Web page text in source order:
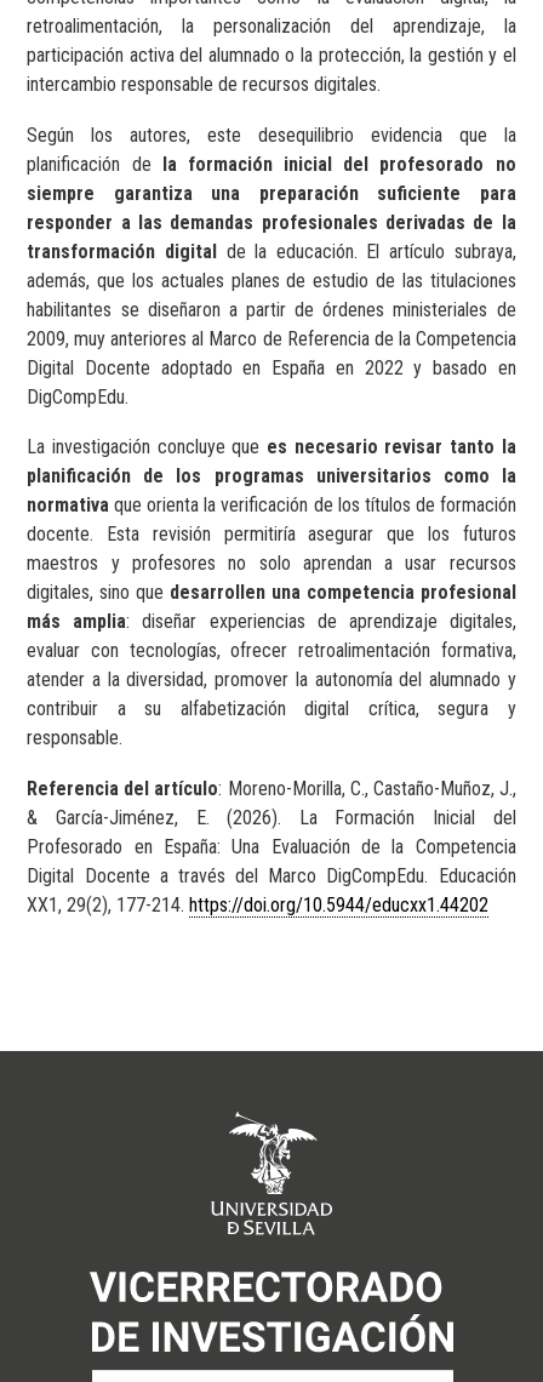
retroalimentación, la personalización del aprendizaje, la
participación activa del alumnado o la protección, la gestión y el
intercambio responsable de recursos digitales.
Según los autores, este desequilibrio evidencia que la
planificación de la formación inicial del profesorado no
siempre garantiza una preparación suficiente para
responder a las demandas profesionales derivadas de la
transformación digital de la educación. El artículo subraya,
además, que los actuales planes de estudio de las titulaciones
habilitantes se diseñaron a partir de órdenes ministeriales de
2009, muy anteriores al Marco de Referencia de la Competencia
Digital Docente adoptado en España en 2022 y basado en
DigCompEdu.
La investigación concluye que es necesario revisar tanto la
planificación de los programas universitarios como la
normativa que orienta la verificación de los títulos de formación
docente. Esta revisión permitiría asegurar que los futuros
maestros y profesores no solo aprendan a usar recursos
digitales, sino que desarrollen una competencia profesional
más amplia: diseñar experiencias de aprendizaje digitales,
evaluar con tecnologías, ofrecer retroalimentación formativa,
atender a la diversidad, promover la autonomía del alumnado y
contribuir a su alfabetización digital crítica, segura y
responsable.
Referencia del artículo: Moreno-Morilla, C., Castaño-Muñoz, J.,
& García-Jiménez, E. (2026). La Formación Inicial del
Profesorado en España: Una Evaluación de la Competencia
Digital Docente a través del Marco DigCompEdu. Educación
XX1, 29(2), 177-214.https://doi.org/10.5944/educxx1.44202